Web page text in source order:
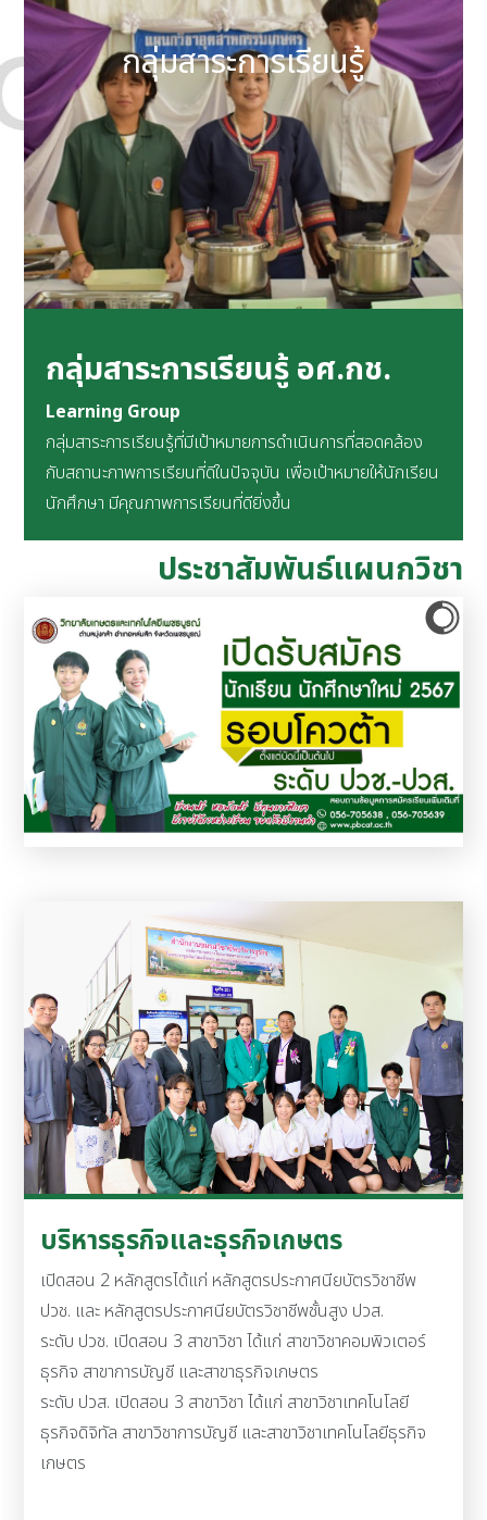
กลุ่มสาระการเรียนรู้
กลุ่มสาระการเรียนรู้ อศ.กช.
Learning Group
กลุ่มสาระการเรียนรู้ที่มีเป้าหมายการดำเนินการที่สอดคล้อง
กับสถานะภาพการเรียนที่ดีในปัจจุบัน เพื่อเป้าหมายให้นักเรียน
นักศึกษา มีคุณภาพการเรียนที่ดียิ่งขึ้น
ประชาสัมพันธ์แผนกวิชา
บริหารธุรกิจและธุรกิจเกษตร
เปิดสอน 2 หลักสูตรได้แก่ หลักสูตรประกาศนียบัตรวิชาชีพ
ปวช. และ หลักสูตรประกาศนียบัตรวิชาชีพชั้นสูง ปวส.
ระดับ ปวช. เปิดสอน 3 สาขาวิชา ได้แก่ สาขาวิชาคอมพิวเตอร์
ธุรกิจ สาขาการบัญชี และสาขาธุรกิจเกษตร
ระดับ ปวส. เปิดสอน 3 สาขาวิชา ได้แก่ สาขาวิชาเทคโนโลยี
ธุรกิจดิจิทัล สาขาวิชาการบัญชี และสาขาวิชาเทคโนโลยีธุรกิจ
เกษตร